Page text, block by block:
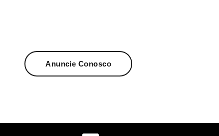
Anuncie Conosco